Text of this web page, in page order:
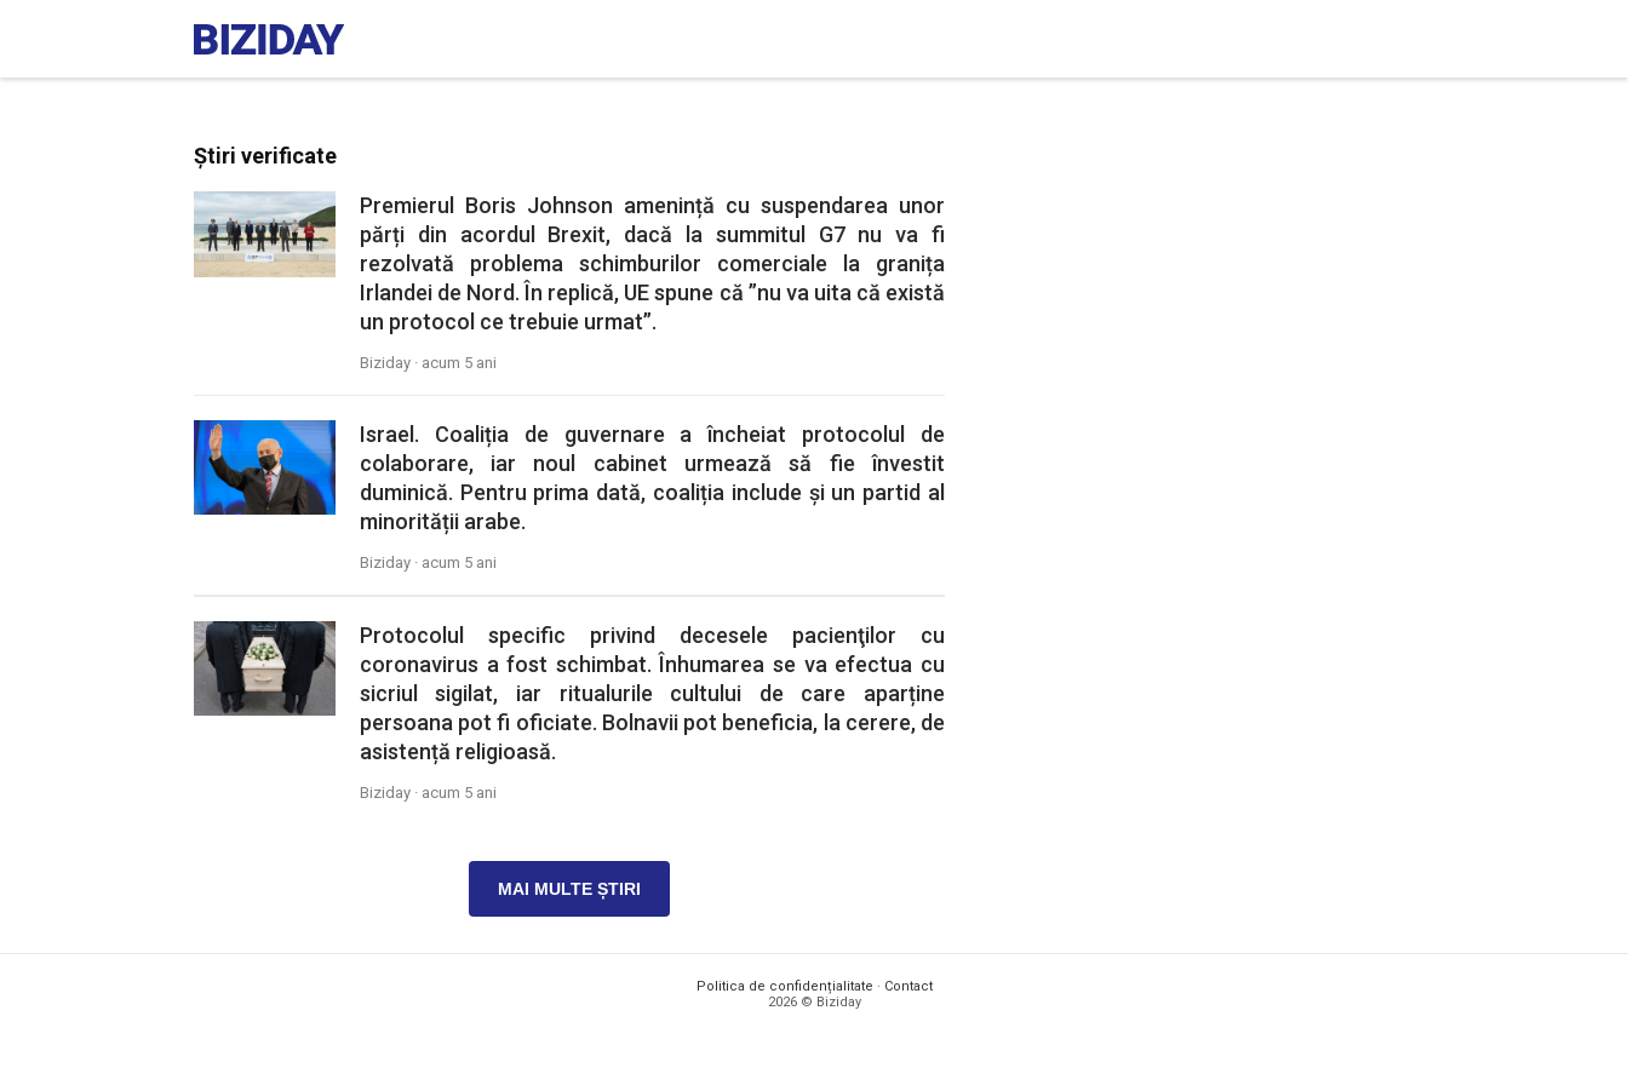
Știri verificate
Premierul Boris Johnson amenință cu suspendarea unor
părți din acordul Brexit, dacă la summitul G7 nu va fi
rezolvată problema schimburilor comerciale la granița
Irlandei de Nord. În replică, UE spune că ”nu va uita că există
un protocol ce trebuie urmat”.
Biziday · acum 5 ani
Israel. Coaliția de guvernare a încheiat protocolul de
colaborare, iar noul cabinet urmează să fie învestit
duminică. Pentru prima dată, coaliția include și un partid al
minorității arabe.
Biziday · acum 5 ani
Protocolul specific privind decesele pacienţilor cu
coronavirus a fost schimbat. Înhumarea se va efectua cu
sicriul sigilat, iar ritualurile cultului de care aparține
persoana pot fi oficiate. Bolnavii pot beneficia, la cerere, de
asistență religioasă.
Biziday · acum 5 ani
MAI MULTE ȘTIRI
Politica de confidențialitate · Contact
2026 © Biziday